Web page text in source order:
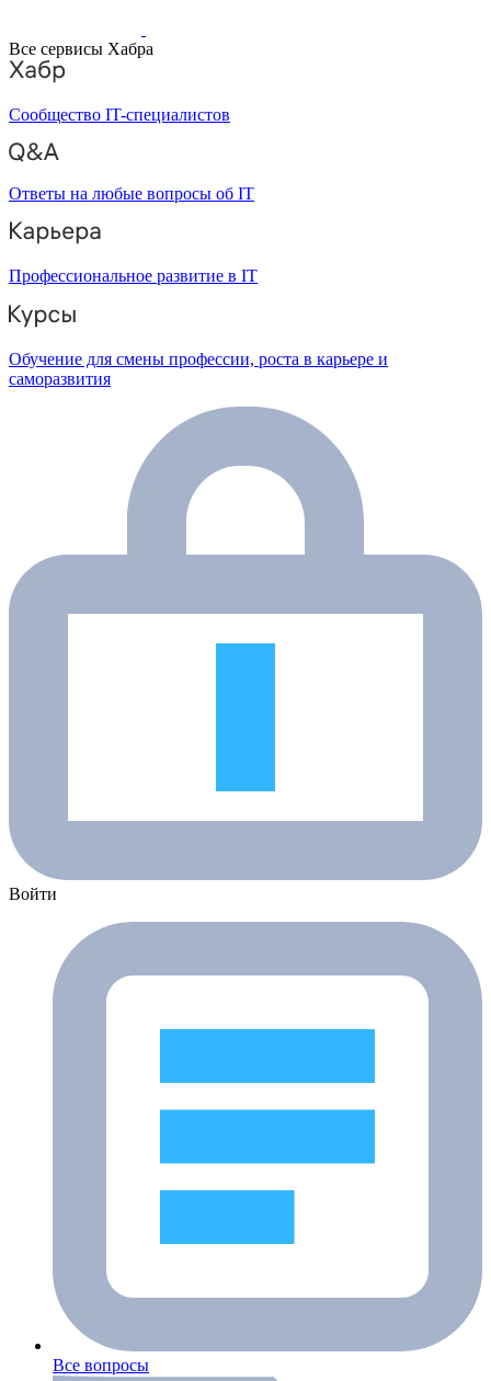
Все сервисы Хабра
Сообщество IT-специалистов
Ответы на любые вопросы об IT
Профессиональное развитие в IT
Обучение для смены профессии, роста в карьере и
саморазвития
Войти
Все вопросы